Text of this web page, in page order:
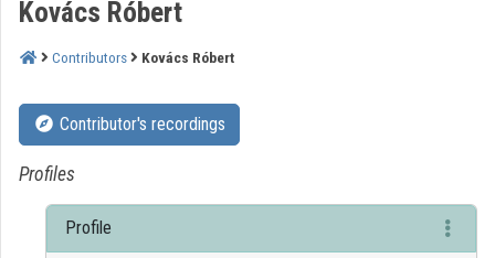
GOVERNMENTAL
INFORMATION-
DEVELOPMENT
AGENCY
Organization home
Log In
Kovács Róbert
Contributors Kovács Róbert
Contributor's recordings
Profiles
Profile